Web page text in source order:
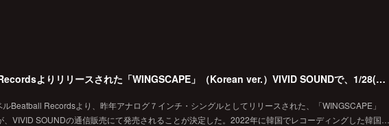
韓国Beatball Recordsよりリリースされた「WINGSCAPE」（Korean ver.）VIVID SOUNDで、1/28(日)発売決定！
Beatball Recordsより、昨年アナログ７インチ・シングルとしてリリースされた、「WINGSCAPE」
、VIVID SOUNDの通信販売にて発売されることが決定した。2022年に韓国でレコーディングした韓国…